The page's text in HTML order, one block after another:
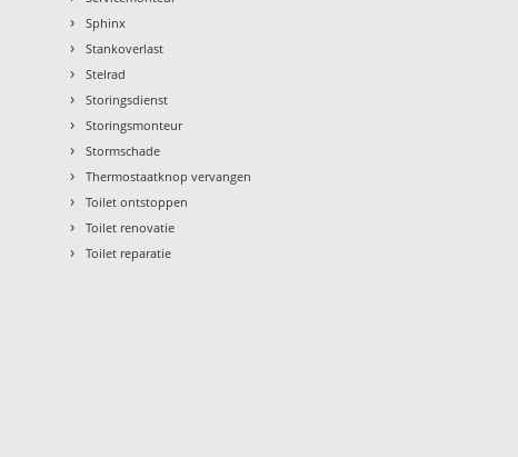
› Sphinx
› Stankoverlast
› Stelrad
› Storingsdienst
› Storingsmonteur
› Stormschade
› Thermostaatknop vervangen
› Toilet ontstoppen
› Toilet renovatie
› Toilet reparatie